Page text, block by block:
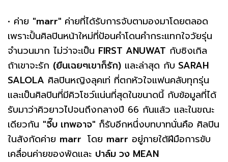
• ค่าย "marr" ค่ายที่ได้รับการจับตามองมาโดยตลอด
เพราะปั้นศิลปินหน้าใหม่ที่ป้อนคำโดนคำกระแทกใจวัยรุ่น
จำนวนมาก ไม่ว่าจะเป็น FIRST ANUWAT กับซิงเกิล
ถ้าเขาจะรัก (ยืนเฉยๆเขาก็รัก) และล่าสุด กับ SARAH
SALOLA ศิลปินหญิงลุคเท่ ที่ตกหัวใจแฟนคลับทุกรุ่น
และเป็นศิลปินที่มีคิวโชว์แน่นที่สุดในขนาดนี้ กับข้อมูลที่ได้
รับมาว่าคิวยาวไปจนถึงกลางปี 66 กันแล้ว และในขณะ
เดียวกัน "จี๊บ เทพอาจ" ก็รับอีกหนึ่งบทบาทนั่นคือ ศิลปิน
ในสังกัดค่าย marr โดย marr อยู่ภายใต้ฝีมือการขับ
เคลื่อนค่ายของพัดและ ปาล์ม วง MEAN